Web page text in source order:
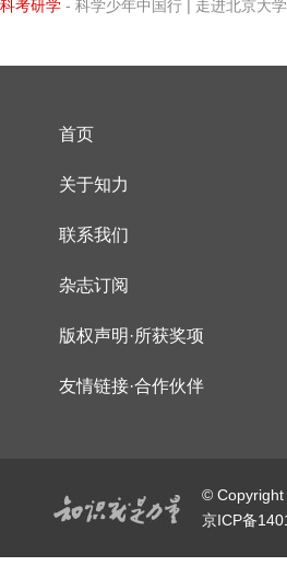
科考研学 - 科学少年中国行 | 走进北京大
首页
关于知力
联系我们
杂志订阅
版权声明·所获奖项
友情链接·合作伙伴
© Copyright
京ICP备